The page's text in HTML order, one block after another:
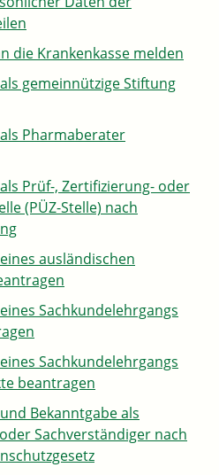
die Krankenkasse melden
gemeinnützige Stiftung
Pharmaberater
Prüf-, Zertifizierung- oder
(PÜZ-Stelle) nach
ausländischen
Sachkundelehrgangs
Sachkundelehrgangs
beantragen
Bekanntgabe als
Sachverständiger nach